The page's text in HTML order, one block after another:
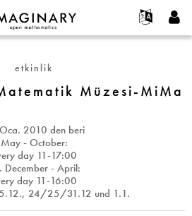
Français
Deutsch
Español
Türkçe
Programlar
Galeriler
Filmler
Metinler
Sergiler
Devamı...
Projeler
Katılım
hesap oluştur
parola iste
etkinlik
Müzesi-MiMa
2010 den beri
May - October:
day 11-17:00
December - April:
day 11-16:00
24/25/31.12 und 1.1.